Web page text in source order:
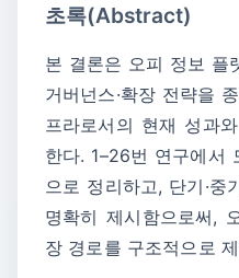
초록(Abstract)
본 결론은 오피 정보 플
거버넌스·확장 전략을
프라로서의 현재 성과
한다. 1–26번 연구에서
으로 정리하고, 단기·중
명확히 제시함으로써,
장 경로를 구조적으로